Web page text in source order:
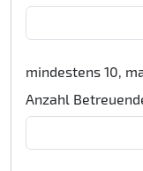
mindestens 10,
Anzahl